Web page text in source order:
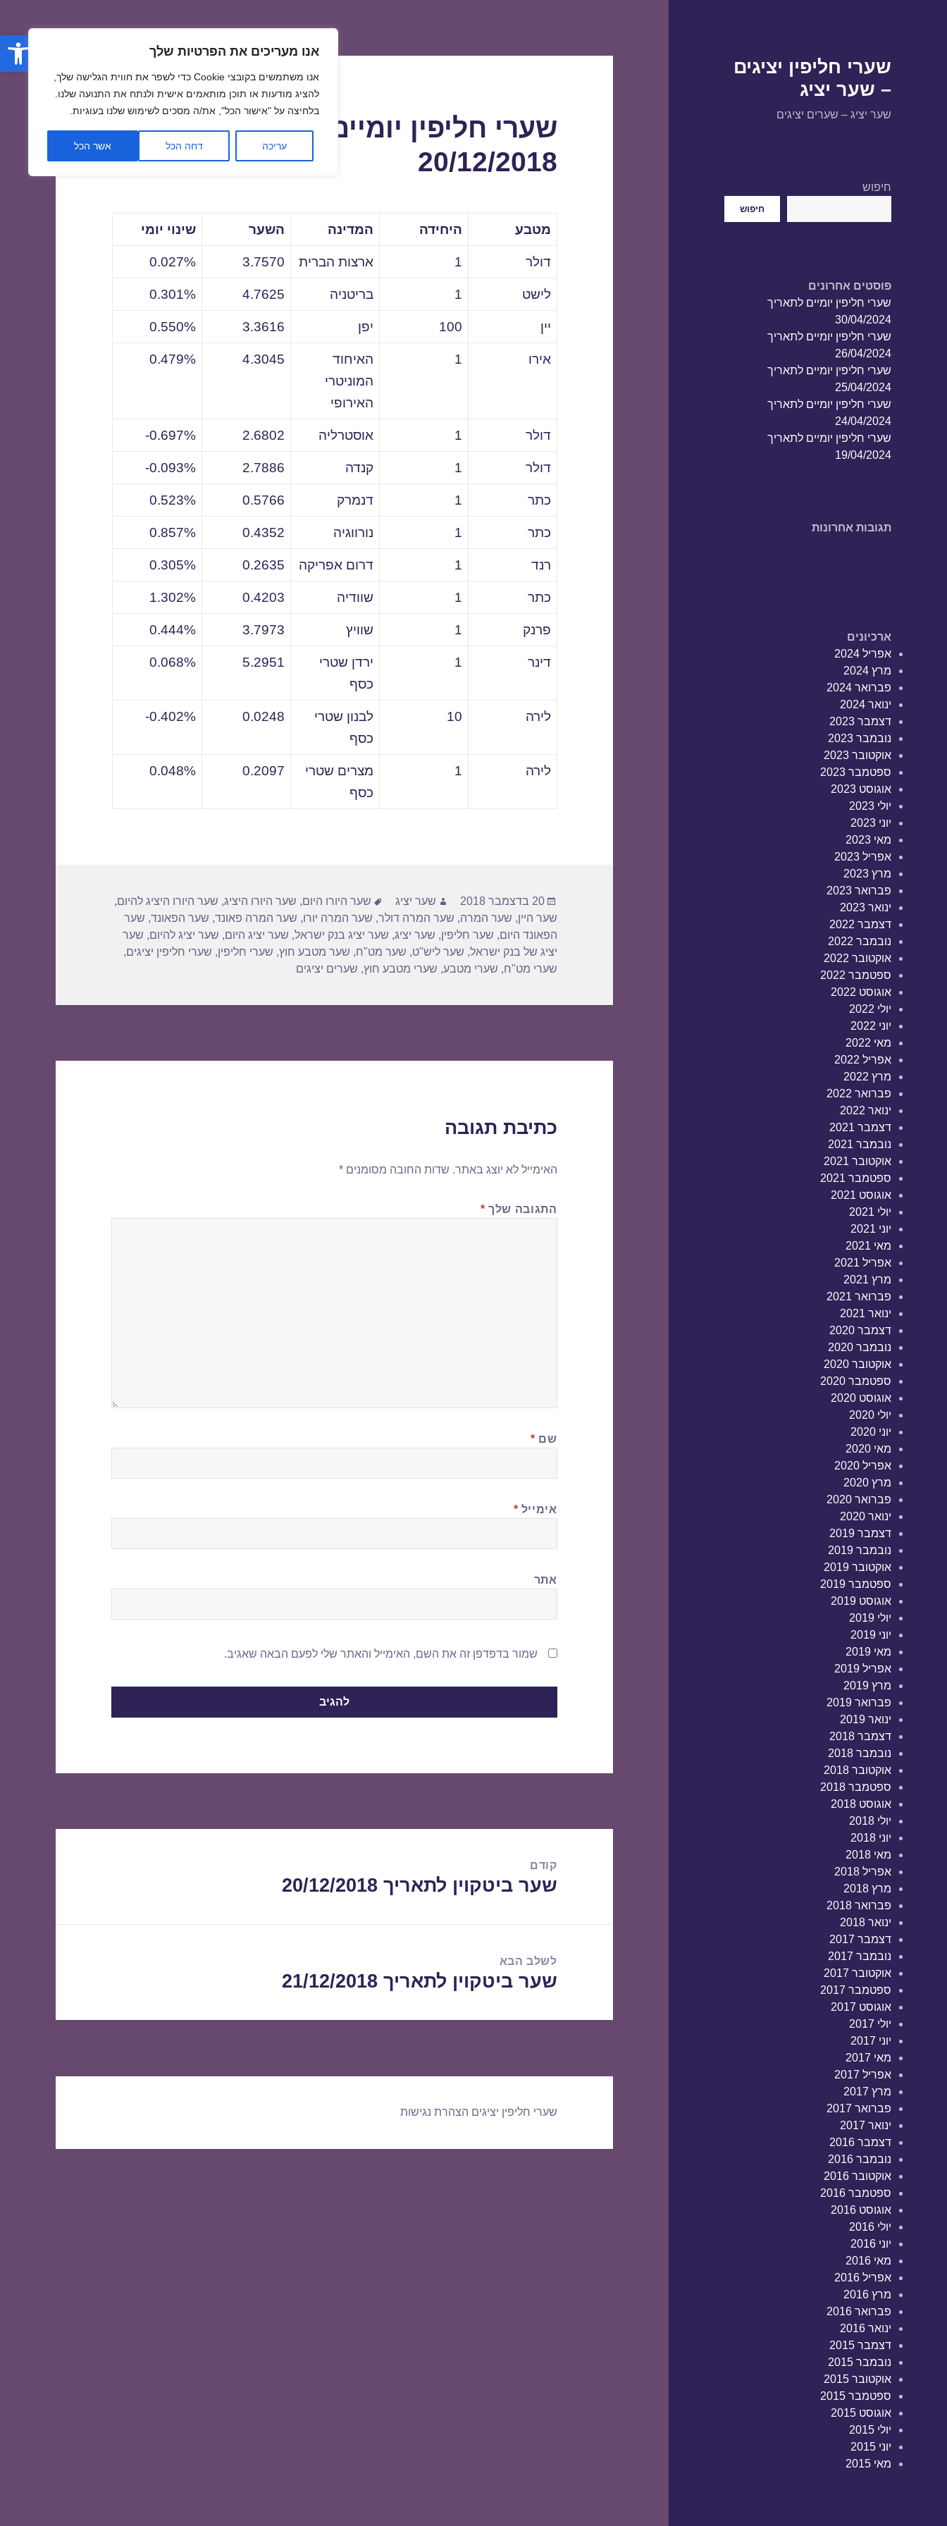
פתח אנו מעריכים את הפרטיות שלך
אנו משתמשים בקובצי Cookie כדי לשפר את חווית הגלישה שלך,
להציג מודעות או תוכן מותאמים אישית ולנתח את התנועה שלנו.
בלחיצה על "אישור הכל", את/ה מסכים לשימוש שלנו בעוגיות.
עריכה דחה הכל אשר הכל
שערי חליפין יציגים
– שער יציג
שער יציג – שערים יציגים
חיפוש
חיפוש
פוסטים אחרונים
שערי חליפין יומיים לתאריך
30/04/2024
שערי חליפין יומיים לתאריך
26/04/2024
שערי חליפין יומיים לתאריך
25/04/2024
שערי חליפין יומיים לתאריך
24/04/2024
שערי חליפין יומיים לתאריך
19/04/2024
תגובות אחרונות
ארכיונים
אפריל 2024
מרץ 2024
פברואר 2024
ינואר 2024
דצמבר 2023
נובמבר 2023
אוקטובר 2023
ספטמבר 2023
אוגוסט 2023
יולי 2023
יוני 2023
מאי 2023
אפריל 2023
מרץ 2023
פברואר 2023
ינואר 2023
דצמבר 2022
נובמבר 2022
אוקטובר 2022
ספטמבר 2022
אוגוסט 2022
יולי 2022
יוני 2022
מאי 2022
אפריל 2022
מרץ 2022
פברואר 2022
ינואר 2022
דצמבר 2021
נובמבר 2021
אוקטובר 2021
ספטמבר 2021
אוגוסט 2021
יולי 2021
יוני 2021
מאי 2021
אפריל 2021
מרץ 2021
פברואר 2021
ינואר 2021
דצמבר 2020
נובמבר 2020
אוקטובר 2020
ספטמבר 2020
אוגוסט 2020
יולי 2020
יוני 2020
מאי 2020
אפריל 2020
מרץ 2020
פברואר 2020
ינואר 2020
דצמבר 2019
נובמבר 2019
אוקטובר 2019
ספטמבר 2019
אוגוסט 2019
יולי 2019
יוני 2019
מאי 2019
אפריל 2019
מרץ 2019
פברואר 2019
ינואר 2019
דצמבר 2018
נובמבר 2018
אוקטובר 2018
ספטמבר 2018
אוגוסט 2018
יולי 2018
יוני 2018
מאי 2018
אפריל 2018
מרץ 2018
פברואר 2018
ינואר 2018
דצמבר 2017
נובמבר 2017
אוקטובר 2017
ספטמבר 2017
אוגוסט 2017
יולי 2017
יוני 2017
מאי 2017
אפריל 2017
מרץ 2017
פברואר 2017
ינואר 2017
דצמבר 2016
נובמבר 2016
אוקטובר 2016
ספטמבר 2016
אוגוסט 2016
יולי 2016
יוני 2016
מאי 2016
אפריל 2016
מרץ 2016
פברואר 2016
ינואר 2016
דצמבר 2015
נובמבר 2015
אוקטובר 2015
ספטמבר 2015
אוגוסט 2015
יולי 2015
יוני 2015
מאי 2015
שערי חליפין יומיים לתאריך
20/12/2018
מטבע היחידה המדינה השער שינוי יומי
דולר 1 ארצות הברית 3.7570
0.027%
לישט 1 בריטניה 4.7625
0.301%
יין 100 יפן 3.3616
0.550%
אירו 1
האיחוד
המוניטרי
האירופי
4.3045
0.479%
דולר 1 אוסטרליה 2.6802
0.697%-
דולר 1 קנדה 2.7886
0.093%-
כתר 1 דנמרק 0.5766
0.523%
כתר 1 נורווגיה 0.4352
0.857%
רנד 1 דרום אפריקה 0.2635
0.305%
כתר 1 שוודיה 0.4203
1.302%
פרנק 1 שוויץ 3.7973
0.444%
דינר 1
ירדן שטרי
כסף
5.2951
0.068%
לירה 10
לבנון שטרי
כסף
0.0248
0.402%-
לירה 1
מצרים שטרי
כסף
0.2097
0.048%
פורסם
בתאריך
20 בדצמבר 2018 מחבר
שער יציג תגיות
שער היורו היום, שער היורו היציג, שער היורו היציג להיום,
שער היין, שער המרה, שער המרה דולר, שער המרה יורו, שער המרה פאונד, שער הפאונד, שער
הפאונד היום, שער חליפין, שער יציג, שער יציג בנק ישראל, שער יציג היום, שער יציג להיום, שער
יציג של בנק ישראל, שער ליש"ט, שער מט"ח, שער מטבע חוץ, שערי חליפין, שערי חליפין יציגים,
שערי מט"ח, שערי מטבע, שערי מטבע חוץ, שערים יציגים
כתיבת תגובה
האימייל לא יוצג באתר. שדות החובה מסומנים*
התגובה שלך *
שם *
אימייל *
אתר
שמור בדפדפן זה את השם, האימייל והאתר שלי לפעם הבאה שאגיב.
קודם
הפוסט
שער ביטקוין לתאריך 20/12/2018
לשלב הבא
הפוסט
שער ביטקוין לתאריך 21/12/2018
שערי חליפין יציגים הצהרת נגישות